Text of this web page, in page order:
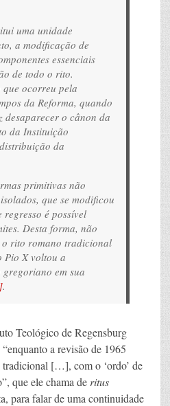
uma unidade
a modificação de
essenciais
de todo o rito.
que ocorreu pela
da Reforma, quando
desaparecer o cânon da
da Instituição
da
primitivas não
que se modificou
regresso é possível
Desta forma, não
rito romano tradicional
Pio X voltou a
em sua
.
Teológico de Regensburg
a revisão de 1965
[…], com o ‘ordo’ de
que ele chama de ritus
para falar de uma continuidade